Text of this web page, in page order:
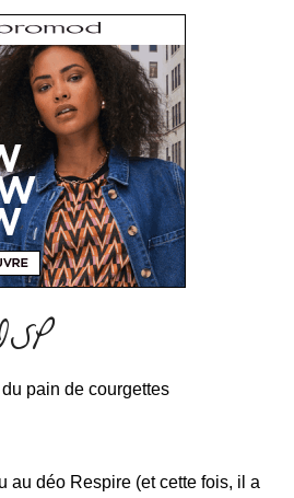
pain de courgettes
au déo Respire (et cette fois, il a